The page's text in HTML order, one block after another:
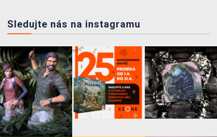
Sledujte nás na instagramu